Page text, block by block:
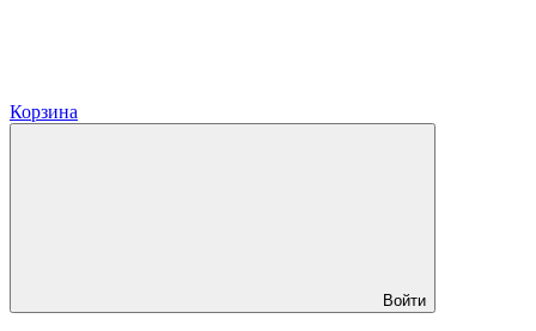
Корзина
Войти